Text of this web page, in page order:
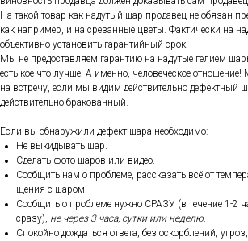
На та­кой то­вар как на­дутый шар про­давец не обя­зан
как нап­ри­мер, и на сре­зан­ные цве­ты. Фак­ти­чес­ки на
объ­ек­тивно ус­та­новить га­ран­тий­ный срок.
Мы не пре­дос­тавля­ем га­ран­тию на на­дутые ге­ли­ем
есть кое-что луч­ше. А имен­но, че­лове­чес­кое
на встре­чу, ес­ли мы ви­дим дей­стви­тель­но де­фек­тный
дей­стви­тель­но бра­кован­ный.
Ес­ли вы об­на­ружи­ли де­фект ша­ра не­об­хо­димо:
Не вы­киды­вать шар.
Сде­лать фо­то ша­ров или ви­део.
Со­об­щить нам о проб­ле­ме, рас­ска­зать всё от
щения с ша­ром.
Со­об­щить о проб­ле­ме нуж­но СРА­ЗУ (в те­чение 1-2
сра­зу), не че­рез 3 ча­са, сут­ки или не­делю.
Спо­кой­но дож­дать­ся от­ве­та, без ос­кор­бле­ний,